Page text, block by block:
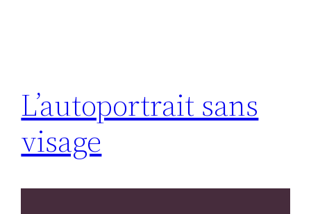
L’autoportrait sans
visage